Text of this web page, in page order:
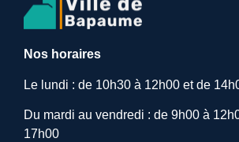
Nos horaires
Le lundi : de 10h30 à 12h00 et de
Du mardi au vendredi : de 9h00 à
17h00